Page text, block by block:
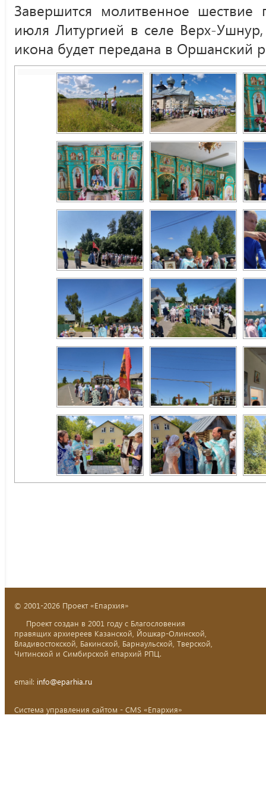
Завершится молитвенное
июля Литургией в селе Верх-
икона будет передана в Оршанский
© 2001-2026 Проект «Епархия»
Проект создан в 2001 году с Благословения
правящих архиереев Казанской, Йошкар-Олинской,
Владивостокской, Бакинской, Барнаульской, Тверской,
Читинской и Симбирской епархий РПЦ.
email: info@eparhia.ru
Система управления сайтом - CMS «Епархия»